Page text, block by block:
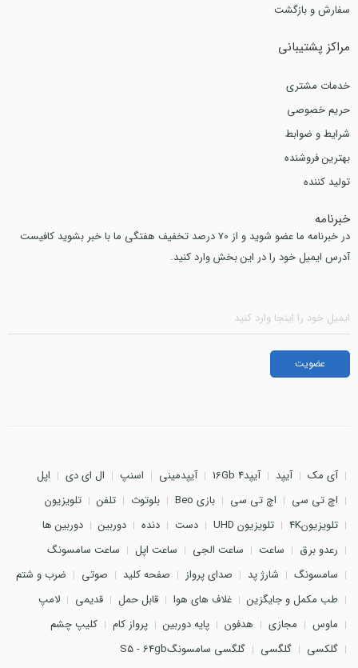
سفارش و بازگشت
مراکز پشتیبانی
خدمات مشتری
حریم خصوصی
شرایط و ضوابط
بهترین فروشنده
تولید کننده
خبرنامه
در خبرنامه ما عضو شوید و از 70 درصد تخفیف هفتگی ما با خبر بشوید کافیست
آدرس ایمیل خود را در این بخش وارد کنید.
آی مک آیپد آیپد4 16Gb آیپدمینی اسنپ ال ای دی
اپل
اچ تی سی
اچ تی سی بازی Beo بلوتوث تلفن
تلویزیون
تلویزیون4K
تلویزیون UHD دست دنده دوربین
دوربین ها
رعدو برق
ساعت ساعت الجی ساعت اپل
ساعت سامسونگ
سامسونگ
شارژ پد صدای پرواز صفحه کلید صوتی
ضرب و شتم
طب مکمل و جایگزین
غلاف های هوا قابل حمل قدیمی
لامپ
ماوس
مجازی هدفون پایه دوربین پرواز کام
کلیپ چشم
گلکسی
گلگسی
گلگسی سامسونگS5 - 64gb